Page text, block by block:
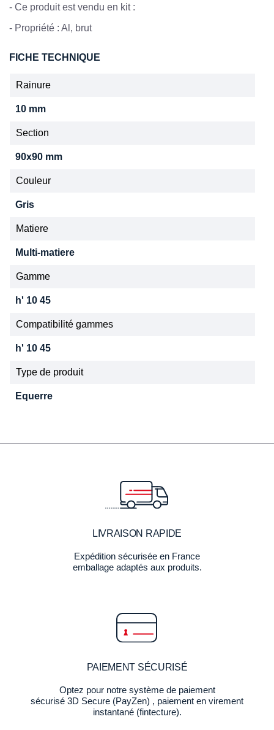
- Ce produit est vendu en kit :
- Propriété : Al, brut
FICHE TECHNIQUE
Rainure
10 mm
Section
90x90 mm
Couleur
Gris
Matiere
Multi-matiere
Gamme
h' 10 45
Compatibilité gammes
h' 10 45
Type de produit
Equerre
LIVRAISON RAPIDE
Expédition sécurisée en France
emballage adaptés aux produits.
PAIEMENT SÉCURISÉ
Optez pour notre système de paiement
sécurisé 3D Secure (PayZen) , paiement en virement
instantané (fintecture).